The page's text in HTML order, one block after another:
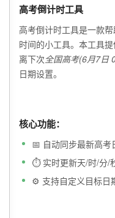
高考倒计时工具
高考倒计时工具是一款
时间的小工具。本工具
离下次全国高考(6月7日
日期设置。
核心功能：
📅 自动同步最新高考
⏱️ 实时更新天/时/分/
⚙️ 支持自定义目标日